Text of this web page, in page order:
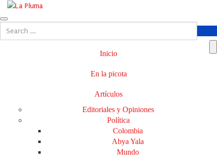
Inicio
En la picota
Artículos
Editoriales y Opiniones
Política
Colombia
Abya Yala
Mundo